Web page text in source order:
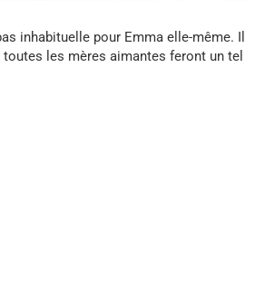
inhabituelle pour Emma elle-même. Il
les mères aimantes feront un tel